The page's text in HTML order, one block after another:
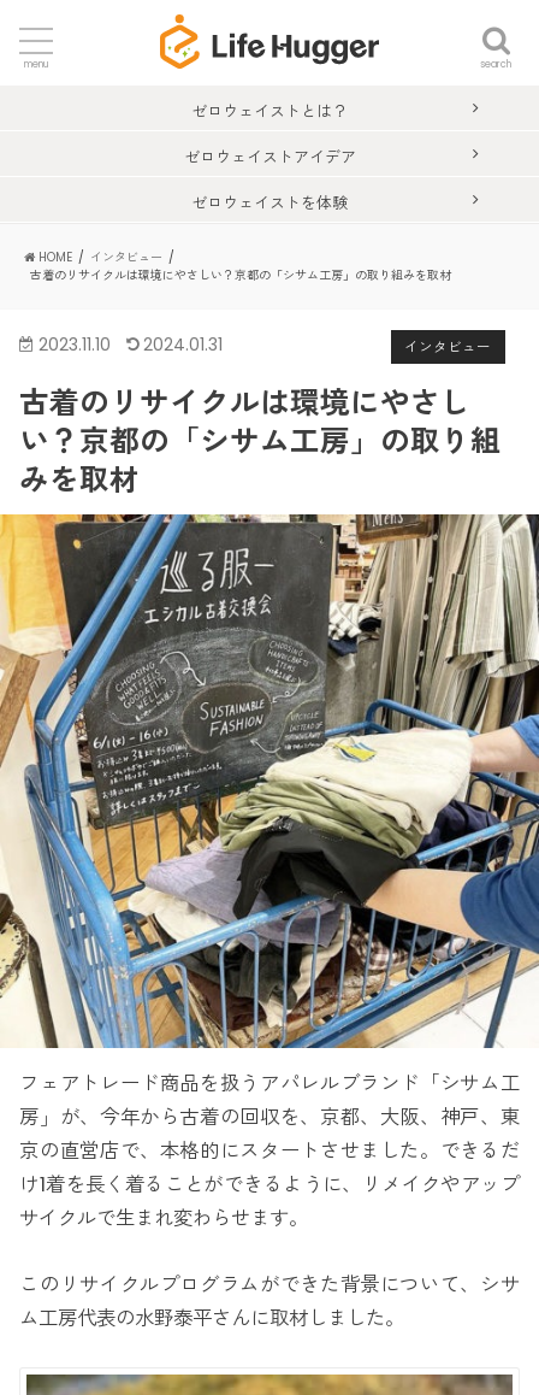
search
menu
ゼロウェイストとは？
ゼロウェイストアイデア
ゼロウェイストを体験
HOME
インタビュー
古着のリサイクルは環境にやさしい？京都の「シサム工房」の取り組みを取材
インタビュー
2023.11.10 2024.01.31
古着のリサイクルは環境にやさし
い？京都の「シサム工房」の取り組
みを取材
フェアトレード商品を扱うアパレルブランド「シサム工
房」が、今年から古着の回収を、京都、大阪、神戸、東
京の直営店で、本格的にスタートさせました。できるだ
け1着を長く着ることができるように、リメイクやアップ
サイクルで生まれ変わらせます。
このリサイクルプログラムができた背景について、シサ
ム工房代表の水野泰平さんに取材しました。